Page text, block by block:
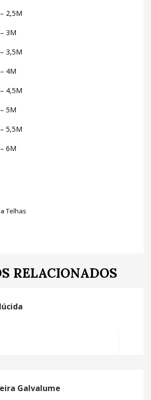
2,5M
3M
3,5M
4M
4,5M
5M
5,5M
6M
Telhas
RELACIONADOS
Galvalume